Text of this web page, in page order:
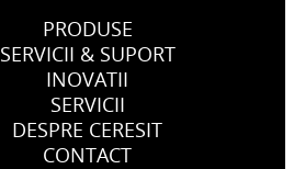
PRODUSE
SERVICII & SUPORT
INOVATII
SERVICII
DESPRE CERESIT
CONTACT